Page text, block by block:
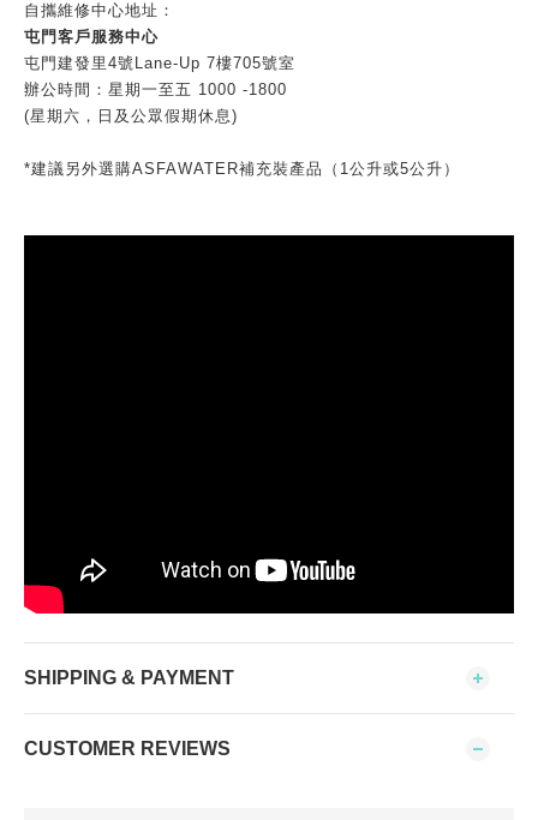
自攜維修中心地址：
屯門客戶服務中心
屯門建發里4號Lane-Up 7樓705號室
辦公時間：星期一至五 1000 -1800
(星期六，日及公眾假期休息)
*建議另外選購ASFAWATER補充裝產品（1公升或5公升）
SHIPPING & PAYMENT
CUSTOMER REVIEWS